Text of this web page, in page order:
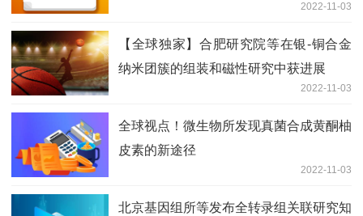
2022-11-03
【全球独家】合肥研究院等在银-铜合金
纳米团簇的组装和磁性研究中获进展
2022-11-03
全球视点！微生物所发现真菌合成黄酮柚
皮素的新途径
2022-11-03
北京基因组所等发布全转录组关联研究知